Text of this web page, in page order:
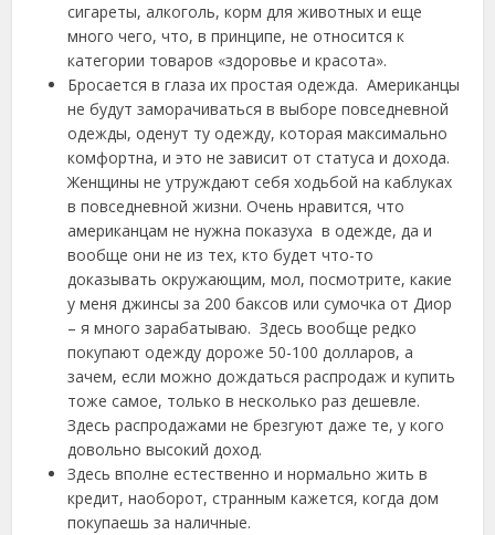
сигареты, алкоголь, корм для животных и еще
много чего, что, в принципе, не относится к
категории товаров «здоровье и красота».
Бросается в глаза их простая одежда. Американцы
не будут заморачиваться в выборе повседневной
одежды, оденут ту одежду, которая максимально
комфортна, и это не зависит от статуса и дохода.
Женщины не утруждают себя ходьбой на каблуках
в повседневной жизни. Очень нравится, что
американцам не нужна показуха в одежде, да и
вообще они не из тех, кто будет что-то
доказывать окружающим, мол, посмотрите, какие
у меня джинсы за 200 баксов или сумочка от Диор
– я много зарабатываю. Здесь вообще редко
покупают одежду дороже 50-100 долларов, а
зачем, если можно дождаться распродаж и купить
тоже самое, только в несколько раз дешевле.
Здесь распродажами не брезгуют даже те, у кого
довольно высокий доход.
Здесь вполне естественно и нормально жить в
кредит, наоборот, странным кажется, когда дом
покупаешь за наличные.